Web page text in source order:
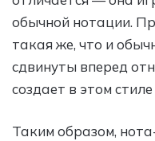
обычной нотации.
такая же, что и
сдвинуты вперед
создает в этом
Таким образом,